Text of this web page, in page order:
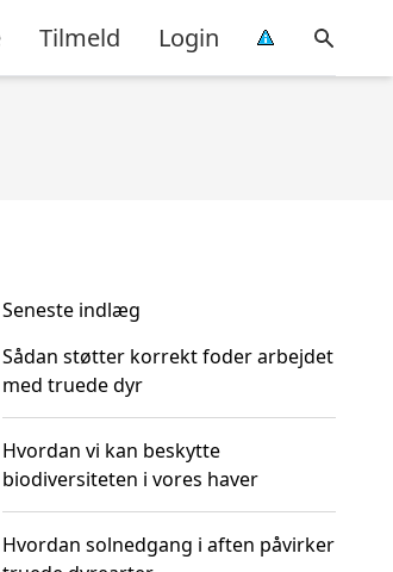
Tilmeld Login
Seneste indlæg
Sådan støtter korrekt foder arbejdet
med truede dyr
Hvordan vi kan beskytte
biodiversiteten i vores haver
Hvordan solnedgang i aften påvirker